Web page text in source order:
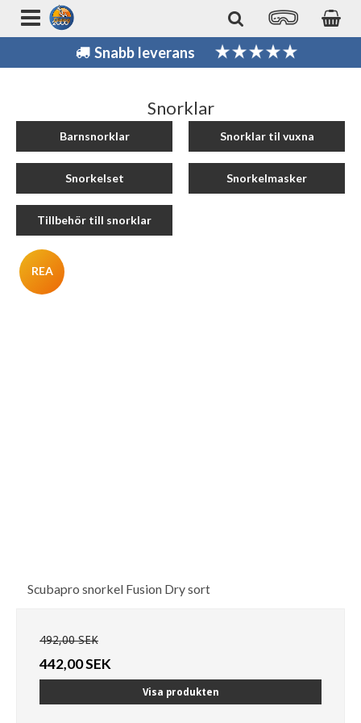
Snabb leverans
Snorklar
Barnsnorklar Snorklar til vuxna
Snorkelset Snorkelmasker
Tillbehör till snorklar
REA
Scubapro snorkel Fusion Dry sort
492,00 SEK
442,00 SEK
Visa produkten